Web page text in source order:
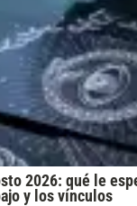
2026: qué le
y los vínculos